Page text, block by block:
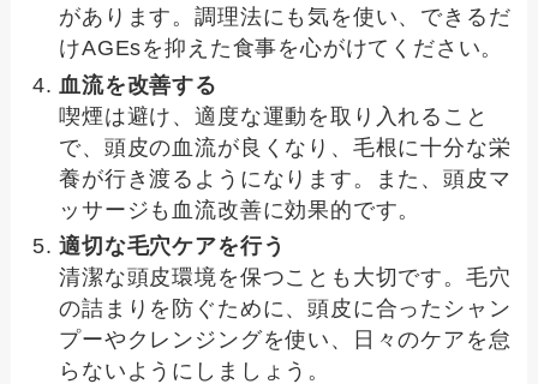
があります。調理法にも気を使い、できるだ
けAGEsを抑えた食事を心がけてください。
血流を改善する
喫煙は避け、適度な運動を取り入れること
で、頭皮の血流が良くなり、毛根に十分な栄
養が行き渡るようになります。また、頭皮マ
ッサージも血流改善に効果的です。
適切な毛穴ケアを行う
清潔な頭皮環境を保つことも大切です。毛穴
の詰まりを防ぐために、頭皮に合ったシャン
プーやクレンジングを使い、日々のケアを怠
らないようにしましょう。